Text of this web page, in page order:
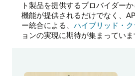
ト製品を提供するプロバイダー
機能が提供されるだけでなく、
ー統合による、 ハイブリッド・ク
ョンの実現に期待が集まっていま